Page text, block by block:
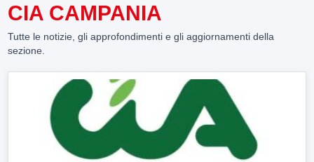
CIA CAMPANIA
Tutte le notizie, gli approfondimenti e gli aggiornamenti della
sezione.